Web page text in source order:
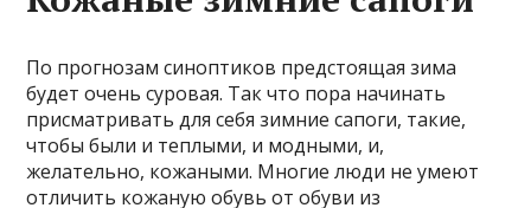
По прогнозам синоптиков предстоящая зима
будет очень суровая. Так что пора начинать
присматривать для себя зимние сапоги, такие,
чтобы были и теплыми, и модными, и,
желательно, кожаными. Многие люди не умеют
отличить кожаную обувь от обуви из